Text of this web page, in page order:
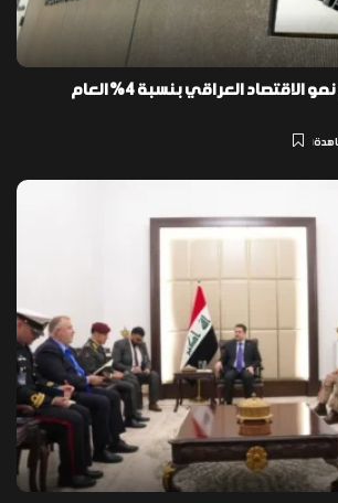
صندوق النقد يتوقع نمو الاقتصاد العراقي بنسبة 4% العام